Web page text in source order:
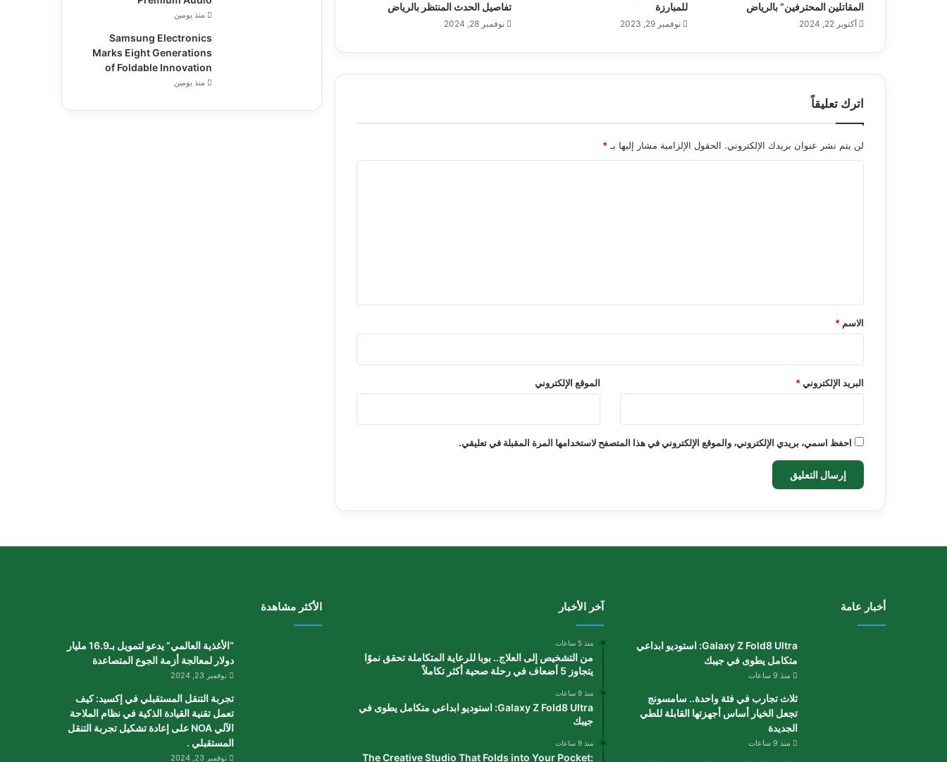
المقاتلين المحترفين” بالرياض
أكتوبر 22, 2024
للمبارزة
نوفمبر 29, 2023
تفاصيل الحدث المنتظر بالرياض
نوفمبر 28, 2024
اترك تعليقاً
لن يتم نشر عنوان بريدك الإلكتروني. الحقول الإلزامية مشار إليها بـ*
*
الاسم *
البريد الإلكتروني* الموقع الإلكتروني
احفظ اسمي، بريدي الإلكتروني، والموقع الإلكتروني في هذا المتصفح لاستخدامها المرة المقبلة في تعليقي.
منذ يومين
Samsung Electronics
Marks Eight Generations
of Foldable Innovation
منذ يومين
أخبار عامة
Galaxy Z Fold8 Ultra: استوديو ابداعي
متكامل يطوى في جيبك
منذ 9 ساعات
ثلاث تجارب في فئة واحدة.. سامسونج
تجعل الخيار أساس أجهزتها القابلة للطي
الجديدة
منذ 9 ساعات
آخر الأخبار
منذ 5 ساعات
من التشخيص إلى العلاج.. بوبا للرعاية المتكاملة تحقق نموًا
يتجاوز 5 أضعاف في رحلة صحية أكثر تكاملاً
منذ 9 ساعات
Galaxy Z Fold8 Ultra: استوديو ابداعي متكامل يطوى في
جيبك
منذ 9 ساعات
The Creative Studio That Folds into Your Pocket:
الأكثر مشاهدة
“الأغذية العالمي” يدعو لتمويل بـ16.9 مليار
دولار لمعالجة أزمة الجوع المتصاعدة
نوفمبر 23, 2024
تجربة التنقل المستقبلي في إكسيد: كيف
تعمل تقنية القيادة الذكية في نظام الملاحة
الآلي NOA على إعادة تشكيل تجربة التنقل
المستقبلي .
نوفمبر 23, 2024